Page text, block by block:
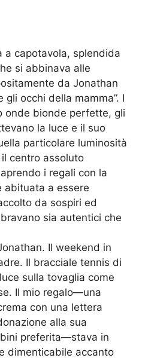
a capotavola, splendida
si abbinava alle
da Jonathan
gli occhi della mamma”. I
onde bionde perfette, gli
la luce e il suo
particolare luminosità
il centro assoluto
i regali con la
abituata a essere
da sospiri ed
sia autentici che
Il weekend in
Il bracciale tennis di
sulla tovaglia come
Il mio regalo—una
con una lettera
alla sua
preferita—stava in
dimenticabile accanto